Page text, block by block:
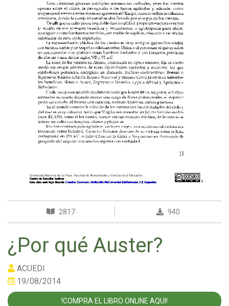
2817 940
¿Por qué Auster?
ACUEDI
19/08/2014
!COMPRA EL LIBRO ONLINE AQUI!